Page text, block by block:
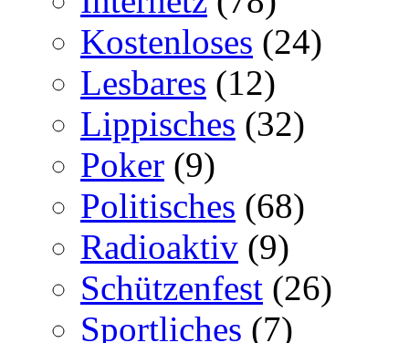
Kostenloses (24)
Lesbares (12)
Lippisches (32)
Poker (9)
Politisches (68)
Radioaktiv (9)
Schützenfest (26)
Sportliches (7)